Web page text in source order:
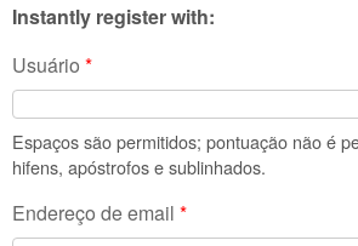
Instantly register with:
Usuário *
Espaços são permitidos; pontuação não é
hifens, apóstrofos e sublinhados.
Endereço de email *